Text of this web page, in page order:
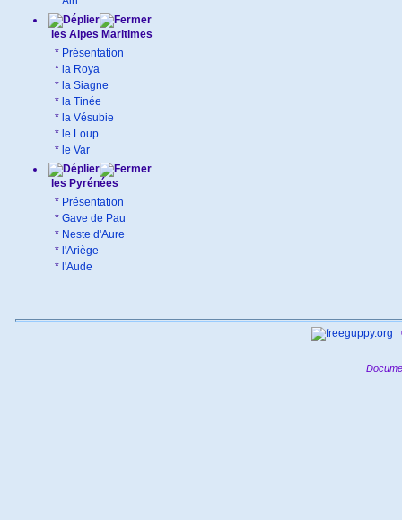
les Alpes Maritimes
* Présentation
* la Roya
* la Siagne
* la Tinée
* la Vésubie
* le Loup
* le Var
les Pyrénées
* Présentation
* Gave de Pau
* Neste d'Aure
* l'Ariège
* l'Aude